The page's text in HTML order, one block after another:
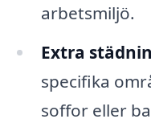
arbetsmiljö.
Extra
specifika
soffor eller